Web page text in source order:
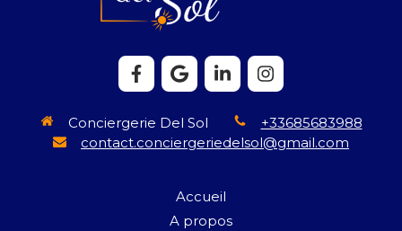
Conciergerie Del Sol
+33685683988
contact.conciergeriedelsol@gmail.com
Accueil
A propos